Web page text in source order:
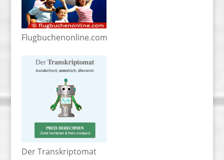
Flugbuchenonline.com
Der Transkriptomat